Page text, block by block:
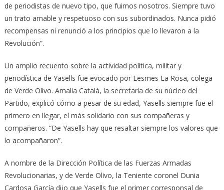
de periodistas de nuevo tipo, que fuimos nosotros. Siempre tuvo
un trato amable y respetuoso con sus subordinados. Nunca pidió
recompensas ni renunció a los principios que lo llevaron a la
Revolución”.
Un amplio recuento sobre la actividad política, militar y
periodística de Yasells fue evocado por Lesmes La Rosa, colega
de Verde Olivo. Amalia Catalá, la secretaria de su núcleo del
Partido, explicó cómo a pesar de su edad, Yasells siempre fue el
primero en llegar, el más solidario con sus compañeras y
compañeros. “De Yasells hay que resaltar siempre los valores que
lo acompañaron”.
A nombre de la Dirección Política de las Fuerzas Armadas
Revolucionarias, y de Verde Olivo, la Teniente coronel Dunia
Cardosa García dijo que Yasells fue el primer corresponsal de